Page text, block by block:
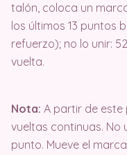
talón, coloca un
los últimos 13 puntos
refuerzo); no lo unir:
vuelta.
Nota: A partir de este
vueltas continuas. No
punto. Mueve el